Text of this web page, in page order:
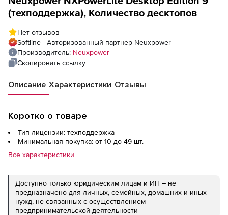
(техподдержка), Количество десктопов
Нет отзывов
Softline - Авторизованный партнер Neuxpower
Производитель: Neuxpower
Скопировать ссылку
Описание Характеристики Отзывы
Коротко о товаре
Тип лицензии: техподдержка
Минимальная покупка: от 10 до 49 шт.
Все характеристики
Доступно только юридическим лицам и ИП – не
предназначено для личных, семейных, домашних и иных
нужд, не связанных с осуществлением
предпринимательской деятельности